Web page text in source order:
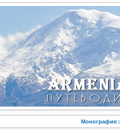
Монография